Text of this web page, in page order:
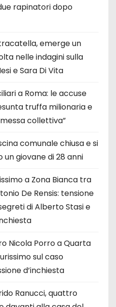
rapinatori dopo
emerge un
nelle indagini sulla
e Sara Di Vita
a Roma: le accuse
truffa milionaria e
collettiva”
comunale chiusa e si
giovane di 28 anni
a Zona Bianca tra
De Rensis: tensione
di Alberto Stasi e
Nicola Porro a Quarta
sul caso
d’inchiesta
Ranucci, quattro